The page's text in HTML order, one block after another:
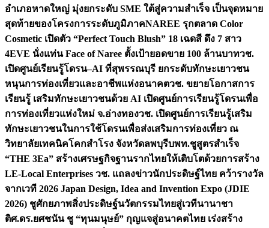
อำเภอหาดใหญ่ มุ่งยกระดับ SME ใต้สู่ความสำเร็จ เป็นจุดหมาย
สุดท้ายของโครงการระดับภูมิภาคNAREE รุกตลาด Color
Cosmetic เปิดตัว “Perfect Touch Blush” 18 เฉดสี ดึง 7 สาว
4EVE นั่งแท่น Face of Naree ตั้งเป้ายอดขาย 100 ล้านบาทวช.
เปิดศูนย์เรียนรู้โดรน–AI ที่สุพรรณบุรี ยกระดับทักษะเยาวชน
หนุนการท่องเที่ยวและอาชีพแห่งอนาคตวช. ขยายโอกาสการ
เรียนรู้ เสริมทักษะเยาวชนด้วย AI เปิดศูนย์การเรียนรู้โดรนเพื่อ
การท่องเที่ยวแห่งใหม่ จ.อ่างทองวช. เปิดศูนย์การเรียนรู้เสริม
ทักษะเยาวชนในการใช้โดรนเพื่อส่งเสริมการท่องเที่ยว ณ
วิทยาลัยเทคนิคโคกสำโรง จังหวัดลพบุรีบพท.ชูสูตรสำเร็จ
“THE 3Ea” สร้างเศรษฐกิจฐานรากไทยให้เติบโตด้วยการสร้าง
LE-Local Enterprises วช. แถลงข่าวนักประดิษฐ์ไทย คว้ารางวัล
จากเวที 2026 Japan Design, Idea and Invention Expo (JDIE
2026) ชูศักยภาพสิ่งประดิษฐ์นวัตกรรมไทยสู่เวทีนานาชา
ติศ.ดร.ยศชนัน ชู “ทุนมนุษย์” กุญแจสู่อนาคตไทย เร่งสร้าง